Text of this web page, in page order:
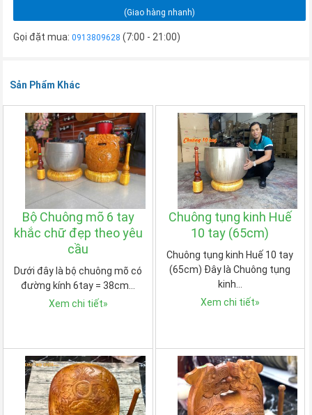
(Giao hàng nhanh)
Gọi đặt mua:0913809628 (7:00 - 21:00)
Sản Phẩm Khác
Bộ Chuông mõ 6 tay
khắc chữ đẹp theo yêu
cầu
Dưới đây là bộ chuông mõ có
đường kính 6tay = 38cm…
Xem chi tiết»
Chuông tụng kinh Huế
10 tay (65cm)
Chuông tụng kinh Huế 10 tay
(65cm) Đây là Chuông tụng
kinh…
Xem chi tiết»